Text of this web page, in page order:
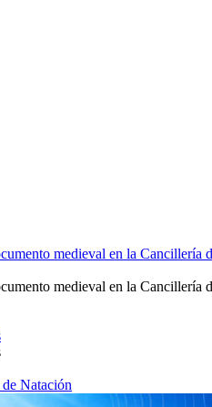
medieval en la Cancillería
medieval en la Cancillería
Natación